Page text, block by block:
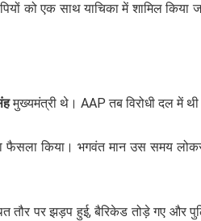
एक साथ याचिका में शामिल किया
मुख्यमंत्री थे। AAP तब विरोधी दल में
फैसला किया। भगवंत मान उस समय
तौर पर झड़प हुई, बैरिकेड तोड़े गए और